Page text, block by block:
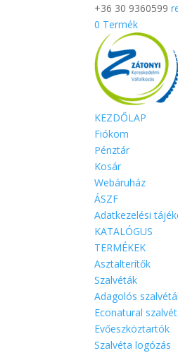
+36 30 9360599
0 Termék
KEZDŐLAP
Fiókom
Pénztár
Kosár
Webáruház
ÁSZF
Adatkezelési
KATALÓGUS
TERMÉKEK
Asztalterítők
Szalvéták
Adagolós
Econatural
Evőeszköztartók
Szalvéta logózás